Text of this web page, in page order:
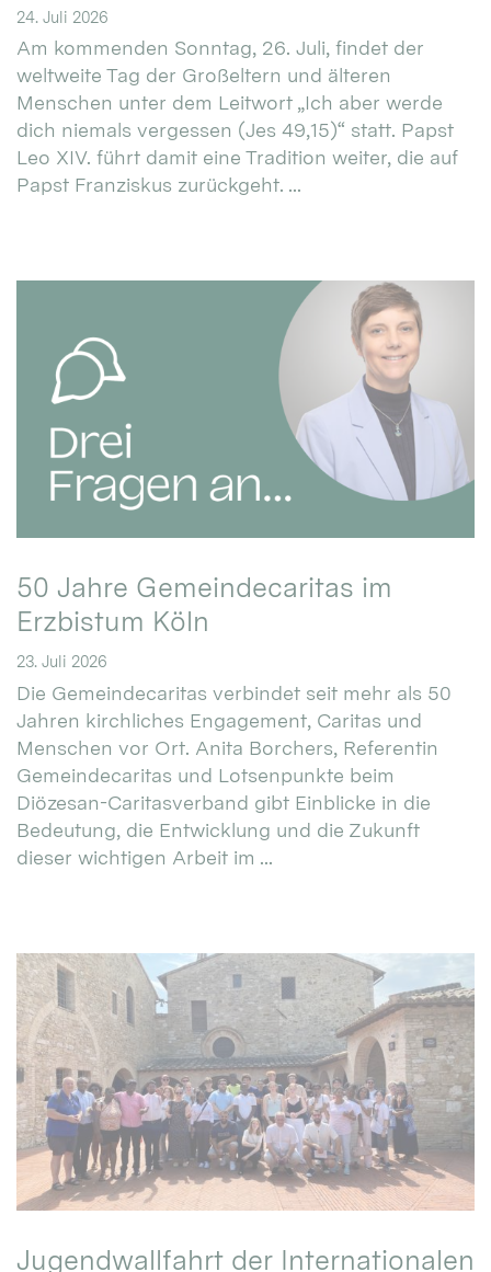
24. Juli 2026
Am kommenden Sonntag, 26. Juli, findet der
weltweite Tag der Großeltern und älteren
Menschen unter dem Leitwort „Ich aber werde
dich niemals vergessen (Jes 49,15)“ statt. Papst
Leo XIV. führt damit eine Tradition weiter, die auf
Papst Franziskus zurückgeht. ...
50 Jahre Gemeindecaritas im
Erzbistum Köln
23. Juli 2026
Die Gemeindecaritas verbindet seit mehr als 50
Jahren kirchliches Engagement, Caritas und
Menschen vor Ort. Anita Borchers, Referentin
Gemeindecaritas und Lotsenpunkte beim
Diözesan-Caritasverband gibt Einblicke in die
Bedeutung, die Entwicklung und die Zukunft
dieser wichtigen Arbeit im ...
Jugendwallfahrt der Internationalen